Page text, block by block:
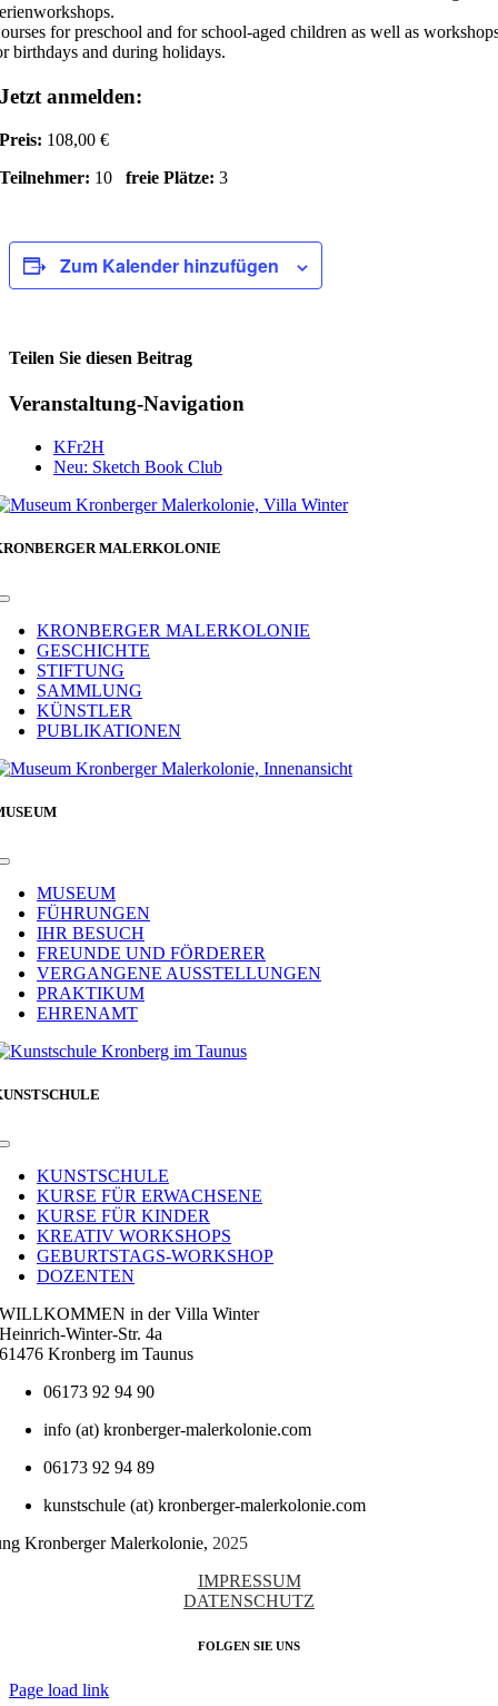
for preschool and for school-aged children as well as
birthdays and during holidays.
Jetzt anmelden:
Preis: 108,00 €
Teilnehmer: 10freie Plätze: 3
Zum Kalender hinzufügen
Teilen Sie diesen Beitrag
Facebook
Veranstaltung-Navigation
KFr2H
Neu: Sketch Book Club
MALERKOLONIE
Toggle
NavigationKRONBERGER MALERKOLONIE
GESCHICHTE
STIFTUNG
SAMMLUNG
KÜNSTLER
PUBLIKATIONEN
Toggle
NavigationMUSEUM
FÜHRUNGEN
IHR BESUCH
FREUNDE UND FÖRDERER
VERGANGENE AUSSTELLUNGEN
PRAKTIKUM
EHRENAMT
Toggle
NavigationKUNSTSCHULE
KURSE FÜR ERWACHSENE
KURSE FÜR KINDER
KREATIV WORKSHOPS
GEBURTSTAGS-WORKSHOP
DOZENTEN
WILLKOMMEN in der Villa Winter
Heinrich-Winter-Str. 4a
61476 Kronberg im Taunus
06173 92 94 90
info (at) kronberger-malerkolonie.com
06173 92 94 89
kunstschule (at) kronberger-malerkolonie.com
Kronberger Malerkolonie, 2025
IMPRESSUM
DATENSCHUTZ
FOLGEN SIE UNS
Page load link